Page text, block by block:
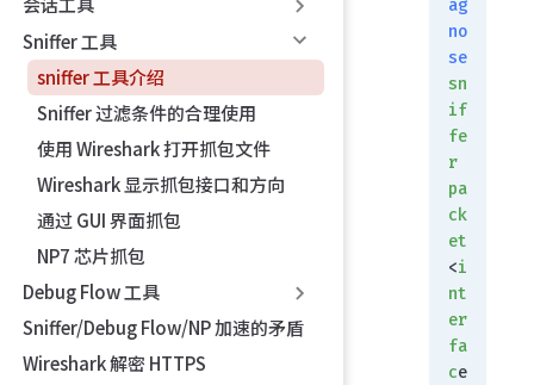
Sniffer 工具
sniffer 工具介绍
Sniffer 过滤条件的合理使用
使用 Wireshark 打开抓包文件
Wireshark 显示抓包接口和方向
通过 GUI 界面抓包
NP7 芯片抓包
Debug Flow 工具
Sniffer/Debug Flow/NP 加速的矛盾
Wireshark 解密 HTTPS
ag
no
se
sn
if
fe
r
pa
ck
et
<i
nt
er
fa
ce